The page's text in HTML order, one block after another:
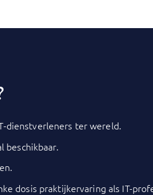
dienstverleners ter wereld.
beschikbaar.
dosis praktijkervaring als IT-